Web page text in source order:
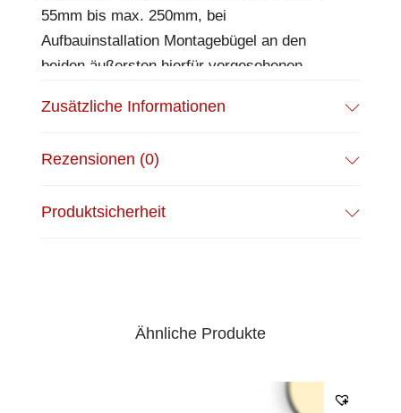
55mm bis max. 250mm, bei
Aufbauinstallation Montagebügel an den
beiden äußersten hierfür vorgesehenen
Weiterverkabelung nicht möglich, von
Zusätzliche Informationen
Rezensionen (0)
Produktsicherheit
Ähnliche Produkte